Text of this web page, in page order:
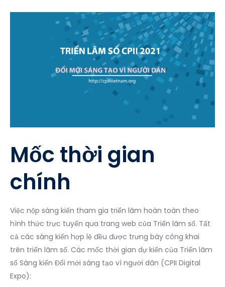
Mốc thời gian
chính
Việc nộp sáng kiến tham gia triển lãm hoàn toàn theo
hình thức trực tuyến qua trang web của Triển lãm số. Tất
cả các sáng kiến hợp lệ đều được trưng bày công khai
trên triển lãm số. Các mốc thời gian dự kiến của Triển lãm
số Sáng kiến Đổi mới sáng tạo vì người dân (CPII Digital
Expo):